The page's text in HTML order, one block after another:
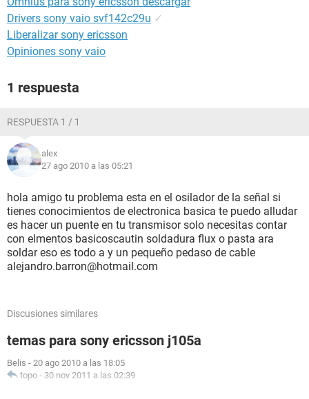
Drivers sony vaio svf142c29u ✓
Liberalizar sony ericsson
Opiniones sony vaio
1 respuesta
RESPUESTA 1 / 1
alex
27 ago 2010 a las 05:21
hola amigo tu problema esta en el osilador de la señal si
tienes conocimientos de electronica basica te puedo alludar
es hacer un puente en tu transmisor solo necesitas contar
con elmentos basicoscautin soldadura flux o pasta ara
soldar eso es todo a y un pequeño pedaso de cable
alejandro.barron@hotmail.com
Discusiones similares
temas para sony ericsson j105a
Belis - 20 ago 2010 a las 18:05
topo - 30 nov 2011 a las 02:39